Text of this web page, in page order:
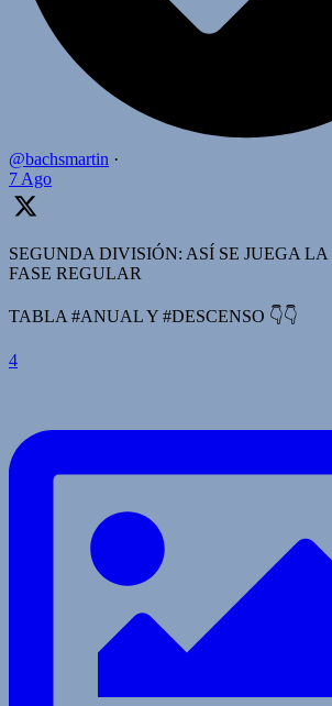
@bachsmartin ·
7 Ago
SEGUNDA DIVISIÓN: ASÍ SE JUEGA LA
FASE REGULAR
TABLA #ANUAL Y #DESCENSO 👇👇
4